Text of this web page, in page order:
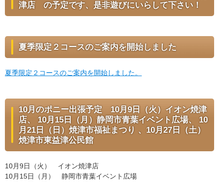
津店 の予定です、是非遊びにいらして下さい！
夏季限定２コースのご案内を開始しました
夏季限定２コースのご案内を開始しました。
10月のポニー出張予定 10月9日（火）イオン焼津
店、 10月15日（月）静岡市青葉イベント広場、 10
月21日（日）焼津市福祉まつり 、10月27日（土）
焼津市東益津公民館
10月9日（火） イオン焼津店
10月15日（月） 静岡市青葉イベント広場